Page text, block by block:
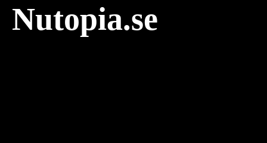
Nutopia.se